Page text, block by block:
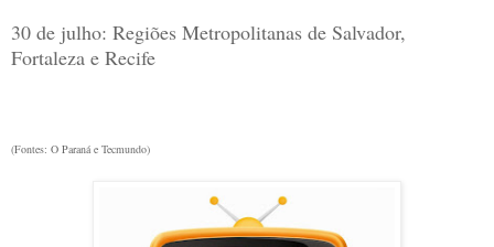
30 de julho: Regiões Metropolitanas de Salvador,
Fortaleza e Recife
(Fontes: O Paraná e Tecmundo)